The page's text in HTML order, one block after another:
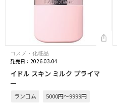
コスメ・化粧品
発売日：2026.03.04
イドル スキン ミルク プライマ
ー
ランコム 5000円～9999円